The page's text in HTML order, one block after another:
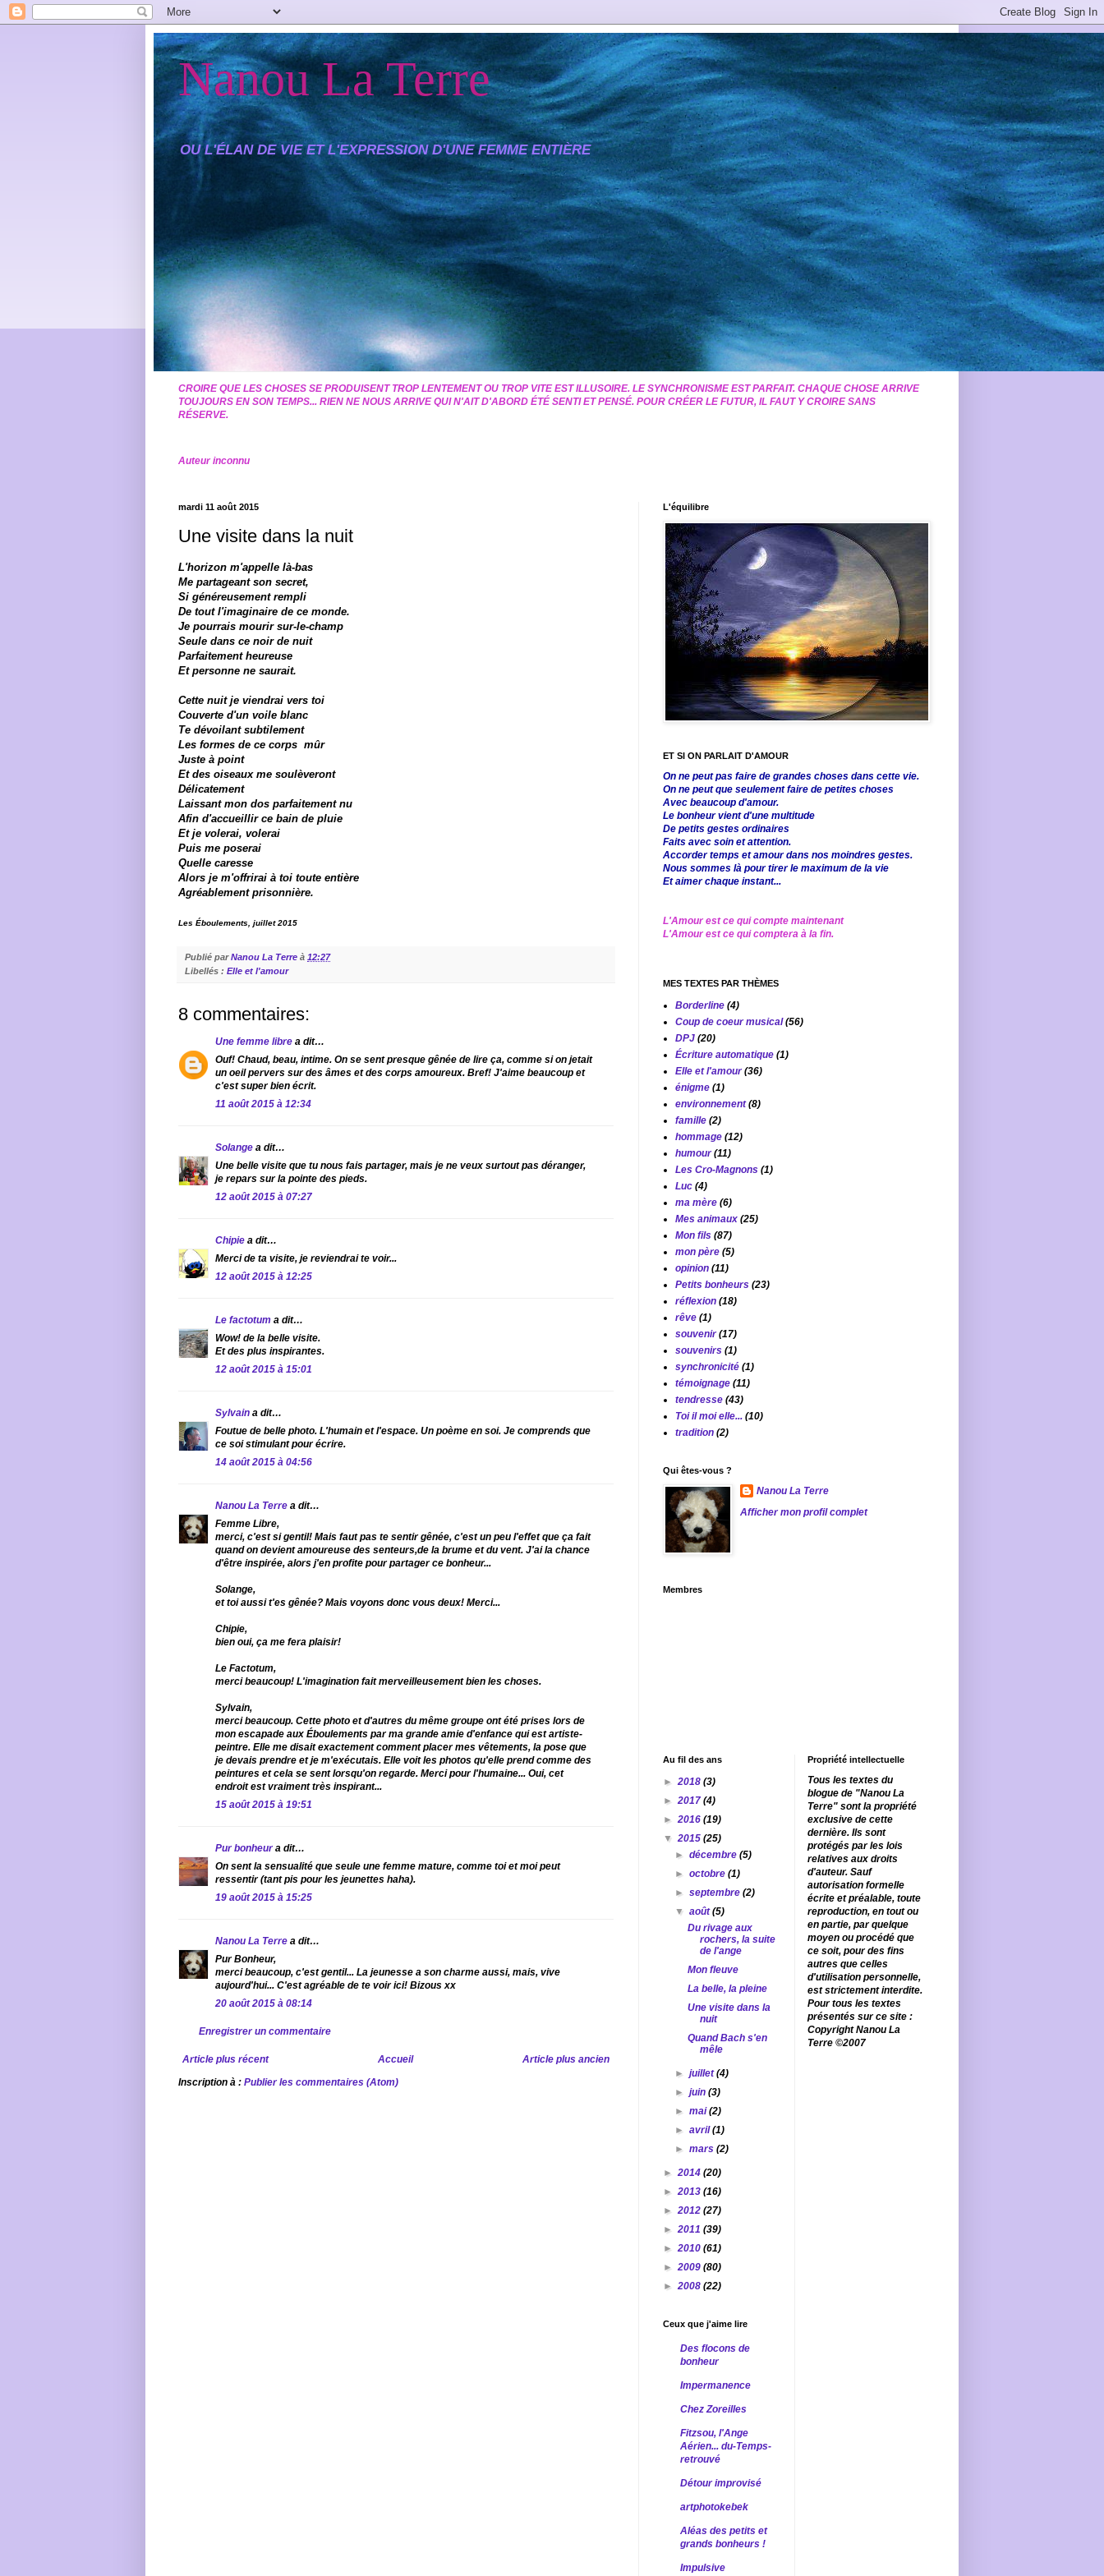
Nanou La Terre
OU L'ÉLAN DE VIE ET L'EXPRESSION D'UNE FEMME ENTIÈRE
CROIRE QUE LES CHOSES SE PRODUISENT TROP LENTEMENT OU TROP VITE EST ILLUSOIRE. LE SYNCHRONISME EST PARFAIT. CHAQUE CHOSE ARRIVE
TOUJOURS EN SON TEMPS... RIEN NE NOUS ARRIVE QUI N'AIT D'ABORD ÉTÉ SENTI ET PENSÉ. POUR CRÉER LE FUTUR, IL FAUT Y CROIRE SANS
RÉSERVE.
Auteur inconnu
mardi 11 août 2015
Une visite dans la nuit
L'horizon m'appelle là-bas
Me partageant son secret,
Si généreusement rempli
De tout l'imaginaire de ce monde.
Je pourrais mourir sur-le-champ
Seule dans ce noir de nuit
Parfaitement heureuse
Et personne ne saurait.
Cette nuit je viendrai vers toi
Couverte d'un voile blanc
Te dévoilant subtilement
Les formes de ce corps mûr
Juste à point
Et des oiseaux me soulèveront
Délicatement
Laissant mon dos parfaitement nu
Afin d'accueillir ce bain de pluie
Et je volerai, volerai
Puis me poserai
Quelle caresse
Alors je m'offrirai à toi toute entière
Agréablement prisonnière.
Les Éboulements, juillet 2015
Publié parNanou La Terre à 12:27
Libellés : Elle et l'amour
8 commentaires:
Une femme libre a dit…
Ouf! Chaud, beau, intime. On se sent presque gênée de lire ça, comme si on jetait
un oeil pervers sur des âmes et des corps amoureux. Bref! J'aime beaucoup et
c'est super bien écrit.
11 août 2015 à 12:34
Solange a dit…
Une belle visite que tu nous fais partager, mais je ne veux surtout pas déranger,
je repars sur la pointe des pieds.
12 août 2015 à 07:27
Chipie a dit…
Merci de ta visite, je reviendrai te voir...
12 août 2015 à 12:25
Le factotum a dit…
Wow! de la belle visite.
Et des plus inspirantes.
12 août 2015 à 15:01
Sylvain a dit…
Foutue de belle photo. L'humain et l'espace. Un poème en soi. Je comprends que
ce soi stimulant pour écrire.
14 août 2015 à 04:56
Nanou La Terre a dit…
Femme Libre,
merci, c'est si gentil! Mais faut pas te sentir gênée, c'est un peu l'effet que ça fait
quand on devient amoureuse des senteurs,de la brume et du vent. J'ai la chance
d'être inspirée, alors j'en profite pour partager ce bonheur...
Solange,
et toi aussi t'es gênée? Mais voyons donc vous deux! Merci...
Chipie,
bien oui, ça me fera plaisir!
Le Factotum,
merci beaucoup! L'imagination fait merveilleusement bien les choses.
Sylvain,
merci beaucoup. Cette photo et d'autres du même groupe ont été prises lors de
mon escapade aux Éboulements par ma grande amie d'enfance qui est artiste-
peintre. Elle me disait exactement comment placer mes vêtements, la pose que
je devais prendre et je m'exécutais. Elle voit les photos qu'elle prend comme des
peintures et cela se sent lorsqu'on regarde. Merci pour l'humaine... Oui, cet
endroit est vraiment très inspirant...
15 août 2015 à 19:51
Pur bonheura dit…
On sent la sensualité que seule une femme mature, comme toi et moi peut
ressentir (tant pis pour les jeunettes haha).
19 août 2015 à 15:25
Nanou La Terre a dit…
Pur Bonheur,
merci beaucoup, c'est gentil... La jeunesse a son charme aussi, mais, vive
aujourd'hui... C'est agréable de te voir ici! Bizous xx
20 août 2015 à 08:14
Enregistrer un commentaire
Article plus récent Article plus ancien
Accueil
Inscription à : Publier les commentaires (Atom)
L'équilibre
ET SI ON PARLAIT D'AMOUR
On ne peut pas faire de grandes choses dans cette vie.
On ne peut que seulement faire de petites choses
Avec beaucoup d'amour.
Le bonheur vient d'une multitude
De petits gestes ordinaires
Faits avec soin et attention.
Accorder temps et amour dans nos moindres gestes.
Nous sommes là pour tirer le maximum de la vie
Et aimer chaque instant...
L'Amour est ce qui compte maintenant
L'Amour est ce qui comptera à la fin.
MES TEXTES PAR THÈMES
Borderline (4)
Coup de coeur musical (56)
DPJ (20)
Écriture automatique (1)
Elle et l'amour (36)
énigme (1)
environnement (8)
famille (2)
hommage (12)
humour (11)
Les Cro-Magnons (1)
Luc (4)
ma mère (6)
Mes animaux (25)
Mon fils (87)
mon père (5)
opinion (11)
Petits bonheurs (23)
réflexion (18)
rêve (1)
souvenir (17)
souvenirs (1)
synchronicité (1)
témoignage (11)
tendresse (43)
Toi il moi elle... (10)
tradition (2)
Qui êtes-vous ?
Nanou La Terre
Afficher mon profil complet
Membres
Au fil des ans
► 2018 (3)
► 2017 (4)
► 2016 (19)
▼ 2015 (25)
►décembre(5)
►octobre(1)
►septembre(2)
▼août(5)
Du rivage aux
rochers, la suite
de l'ange
Mon fleuve
La belle, la pleine
Une visite dans la
nuit
Quand Bach s'en
mêle
►juillet(4)
►juin(3)
►mai(2)
►avril(1)
►mars(2)
► 2014 (20)
► 2013 (16)
► 2012 (27)
► 2011 (39)
► 2010 (61)
► 2009 (80)
► 2008 (22)
Ceux que j'aime lire
Des flocons de
bonheur
Impermanence
Chez Zoreilles
Fitzsou, l'Ange
Aérien... du-Temps-
retrouvé
Détour improvisé
artphotokebek
Aléas des petits et
grands bonheurs !
Impulsive
Propriété intellectuelle
Tous les textes du
blogue de "Nanou La
Terre" sont la propriété
exclusive de cette
dernière. Ils sont
protégés par les lois
relatives aux droits
d'auteur. Sauf
autorisation formelle
écrite et préalable, toute
reproduction, en tout ou
en partie, par quelque
moyen ou procédé que
ce soit, pour des fins
autres que celles
d'utilisation personnelle,
est strictement interdite.
Pour tous les textes
présentés sur ce site :
Copyright Nanou La
Terre ©2007